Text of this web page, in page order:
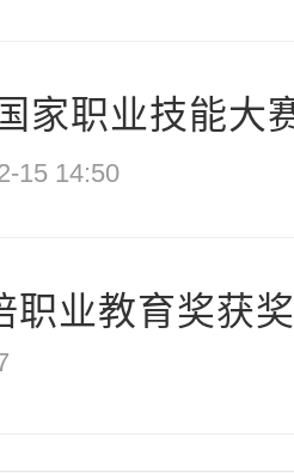
家职业技能大
15 14:50
职业教育奖获